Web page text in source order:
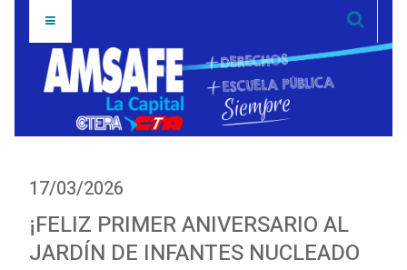
17/03/2026
¡FELIZ PRIMER ANIVERSARIO AL
JARDÍN DE INFANTES NUCLEADO